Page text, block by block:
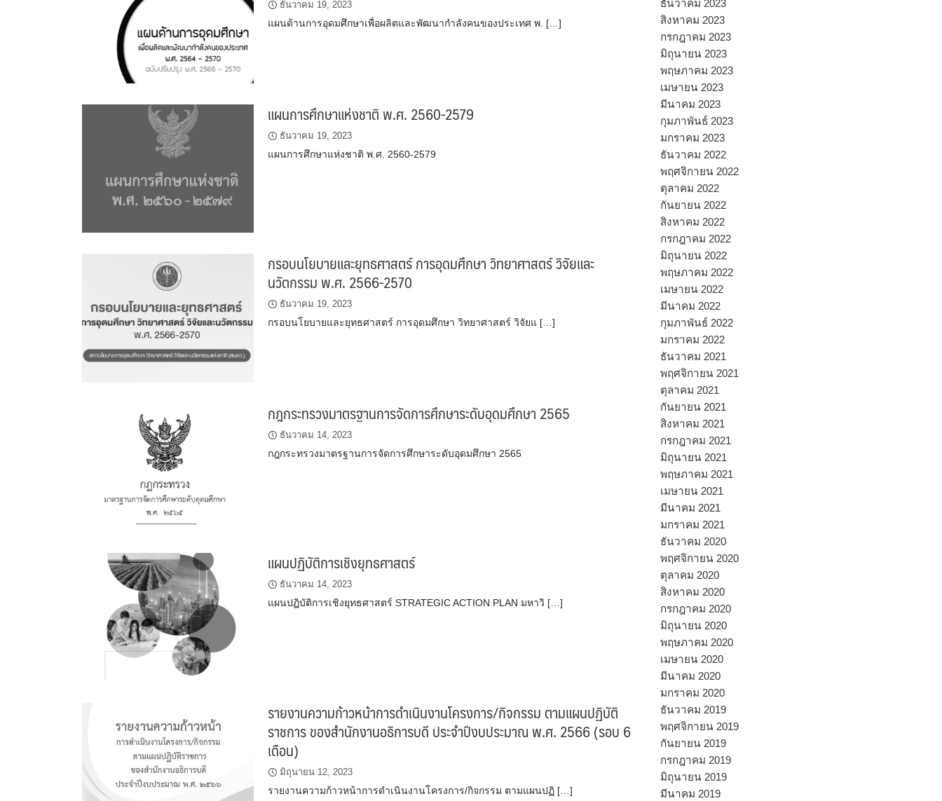
ธันวาคม 19, 2023
แผนด้านการอุดมศึกษาเพื่อผลิตและพัฒนากำลังคนของประเทศ พ. […]
แผนการศึกษาแห่งชาติ พ.ศ. 2560-2579
ธันวาคม 19, 2023
แผนการศึกษาแห่งชาติ พ.ศ. 2560-2579
กรอบนโยบายและยุทธศาสตร์ การอุดมศึกษา วิทยาศาสตร์ วิจัยและ
นวัตกรรม พ.ศ. 2566-2570
ธันวาคม 19, 2023
กรอบนโยบายและยุทธศาสตร์ การอุดมศึกษา วิทยาศาสตร์ วิจัยแ […]
กฎกระทรวงมาตรฐานการจัดการศึกษาระดับอุดมศึกษา 2565
ธันวาคม 14, 2023
กฎกระทรวงมาตรฐานการจัดการศึกษาระดับอุดมศึกษา 2565
แผนปฏิบัติการเชิงยุทธศาสตร์
ธันวาคม 14, 2023
แผนปฏิบัติการเชิงยุทธศาสตร์ STRATEGIC ACTION PLAN มหาวิ […]
รายงานความก้าวหน้าการดำเนินงานโครงการ/กิจกรรม ตามแผนปฏิบัติ
ราชการ ของสำนักงานอธิการบดี ประจำปีงบประมาณ พ.ศ. 2566 (รอบ 6
เดือน)
มิถุนายน 12, 2023
รายงานความก้าวหน้าการดำเนินงานโครงการ/กิจกรรม ตามแผนปฏิ […]
ธันวาคม 2023
สิงหาคม 2023
กรกฎาคม 2023
มิถุนายน 2023
พฤษภาคม 2023
เมษายน 2023
มีนาคม 2023
กุมภาพันธ์ 2023
มกราคม 2023
ธันวาคม 2022
พฤศจิกายน 2022
ตุลาคม 2022
กันยายน 2022
สิงหาคม 2022
กรกฎาคม 2022
มิถุนายน 2022
พฤษภาคม 2022
เมษายน 2022
มีนาคม 2022
กุมภาพันธ์ 2022
มกราคม 2022
ธันวาคม 2021
พฤศจิกายน 2021
ตุลาคม 2021
กันยายน 2021
สิงหาคม 2021
กรกฎาคม 2021
มิถุนายน 2021
พฤษภาคม 2021
เมษายน 2021
มีนาคม 2021
มกราคม 2021
ธันวาคม 2020
พฤศจิกายน 2020
ตุลาคม 2020
สิงหาคม 2020
กรกฎาคม 2020
มิถุนายน 2020
พฤษภาคม 2020
เมษายน 2020
มีนาคม 2020
มกราคม 2020
ธันวาคม 2019
พฤศจิกายน 2019
กันยายน 2019
กรกฎาคม 2019
มิถุนายน 2019
มีนาคม 2019